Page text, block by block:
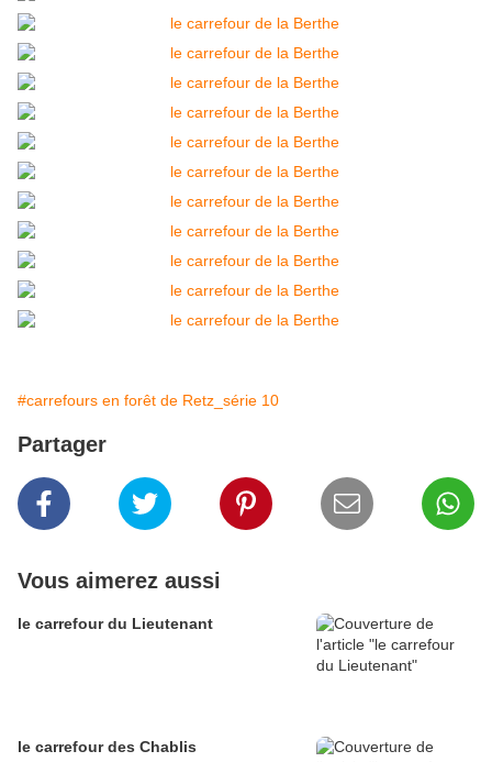
#carrefours en forêt de Retz_série 10
Partager
Vous aimerez aussi
le carrefour du Lieutenant
le carrefour des Chablis